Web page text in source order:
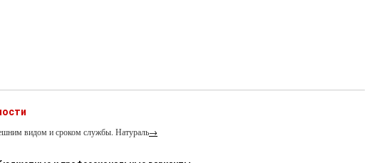
видом и сроком службы. Натураль→